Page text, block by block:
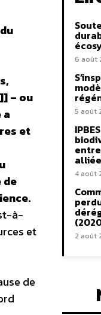
– ou
a
et
de
à-
et
de
6 août
5 août
4 août
2 août